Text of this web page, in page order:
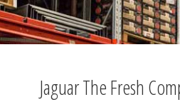
Jaguar The Fresh